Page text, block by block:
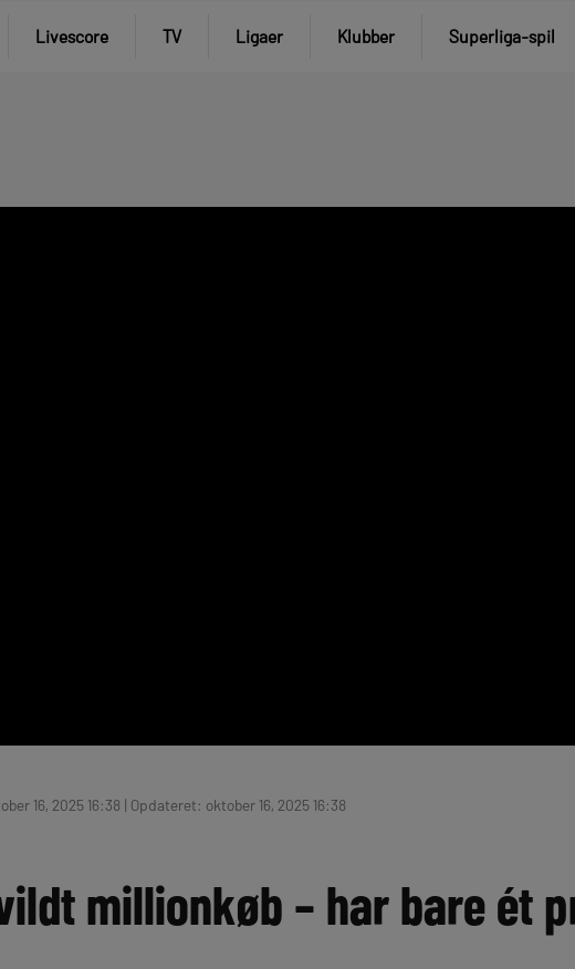
Livescore TV Ligaer Klubber Superliga-spil
16, 2025 16:38 | Opdateret: oktober 16, 2025 16:38
millionkøb – har bare ét